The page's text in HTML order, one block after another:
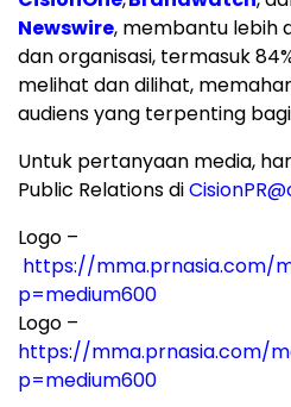
Newswire, membantu lebih
dan organisasi, termasuk
melihat dan dilihat,
audiens yang terpenting
Untuk pertanyaan media,
Public Relations di
Logo –
https://mma.prnasia.com/
p=medium600
Logo –
https://mma.prnasia.com/
p=medium600